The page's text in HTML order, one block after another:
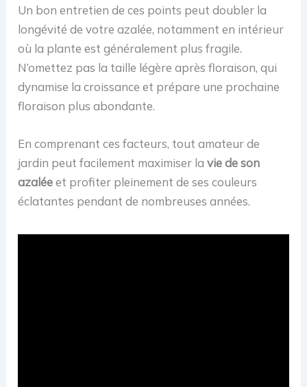
Un bon entretien de ces points peut doubler la
longévité de votre azalée, notamment en intérieur
où la plante est généralement plus fragile.
N’omettez pas la taille légère après floraison, qui
dynamise la croissance et prépare une prochaine
floraison plus abondante.
En comprenant ces facteurs, tout amateur de
jardin peut facilement maximiser lavie de son
azaléeet profiter pleinement de ses couleurs
éclatantes pendant de nombreuses années.